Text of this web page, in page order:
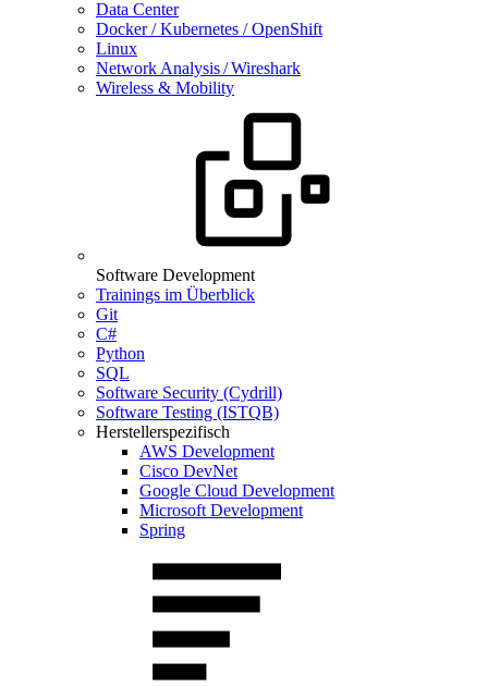
Data Center
Docker / Kubernetes / OpenShift
Linux
Network Analysis / Wireshark
Wireless & Mobility
Software Development
Trainings im Überblick
Git
C#
Python
SQL
Software Security (Cydrill)
Software Testing (ISTQB)
Herstellerspezifisch
AWS Development
Cisco DevNet
Google Cloud Development
Microsoft Development
Spring